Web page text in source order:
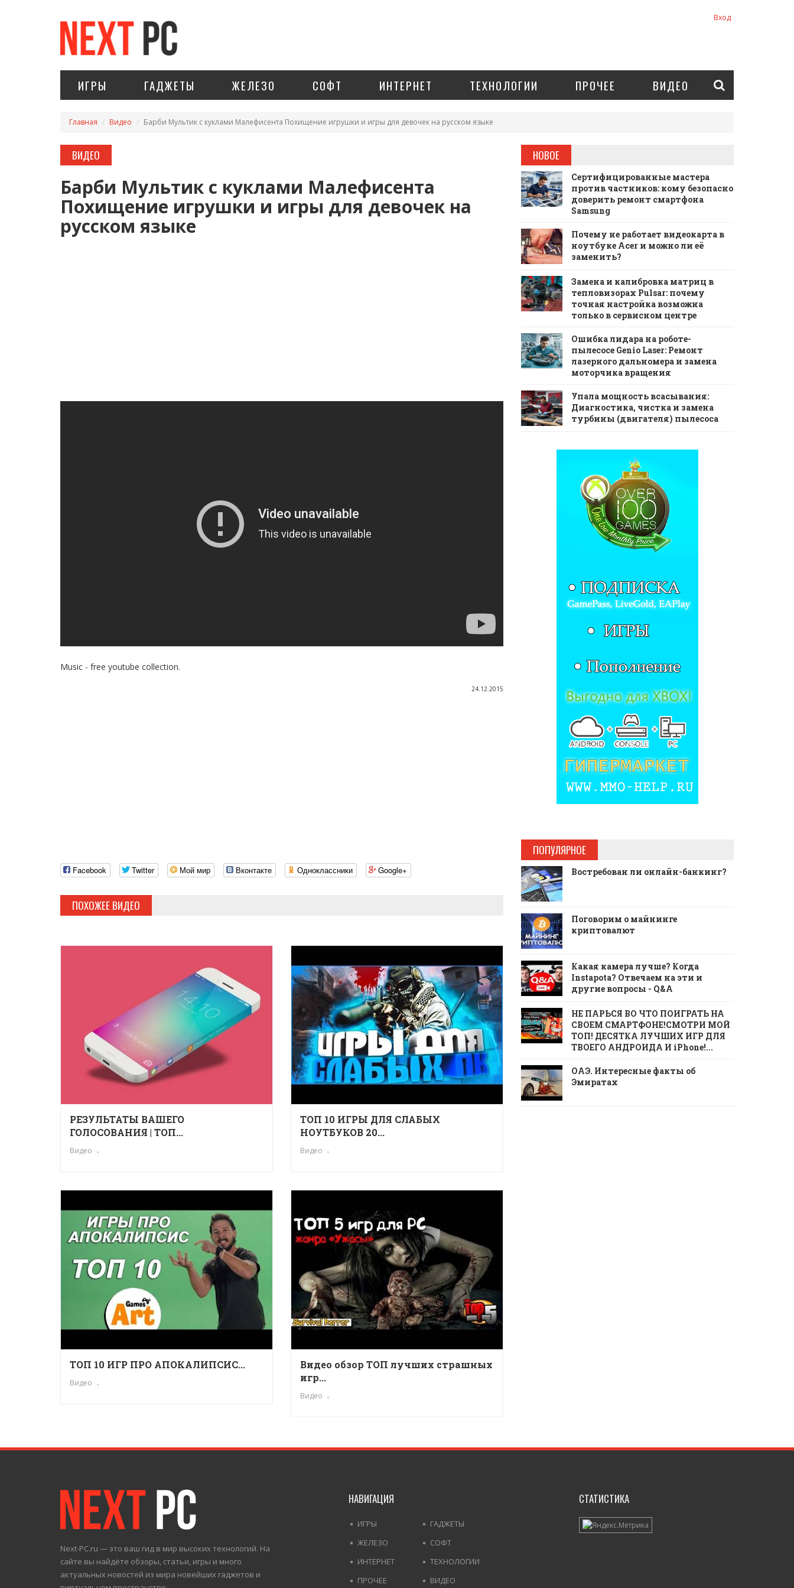
Вход
ИГРЫ ГАДЖЕТЫ ЖЕЛЕЗО СОФТ ИНТЕРНЕТ ТЕХНОЛОГИИ ПРОЧЕЕ ВИДЕО
Главная Видео Барби Мультик с куклами Малефисента Похищение игрушки и игры для девочек на русском языке
ВИДЕО
Барби Мультик с куклами Малефисента
Похищение игрушки и игры для девочек на
русском языке
Music - free youtube collection.
24.12.2015
Facebook Twitter Мой мир Вконтакте Одноклассники Google+
ПОХОЖЕЕ ВИДЕО
РЕЗУЛЬТАТЫ ВАШЕГО
ГОЛОСОВАНИЯ | ТОП...
Видео
ТОП 10 ИГРЫ ДЛЯ СЛАБЫХ
НОУТБУКОВ 20...
Видео
ТОП 10 ИГР ПРО АПОКАЛИПСИС...
Видео
Видео обзор ТОП лучших страшных
игр...
Видео
НОВОЕ
Сертифицированные мастера
против частников: кому безопасно
доверить ремонт смартфона
Samsung
Почему не работает видеокарта в
ноутбуке Acer и можно ли её
заменить?
Замена и калибровка матриц в
тепловизорах Pulsar: почему
точная настройка возможна
только в сервисном центре
Ошибка лидара на роботе-
пылесосе Genio Laser: Ремонт
лазерного дальномера и замена
моторчика вращения
Упала мощность всасывания:
Диагностика, чистка и замена
турбины (двигателя) пылесоса
ПОПУЛЯРНОЕ
Востребован ли онлайн-банкинг?
Поговорим о майнинге
криптовалют
Какая камера лучше? Когда
Instapota? Отвечаем на эти и
другие вопросы - Q&A
НЕ ПАРЬСЯ ВО ЧТО ПОИГРАТЬ НА
СВОЕМ СМАРТФОНЕ!СМОТРИ МОЙ
ТОП! ДЕСЯТКА ЛУЧШИХ ИГР ДЛЯ
ТВОЕГО АНДРОИДА И iPhone!...
ОАЭ. Интересные факты об
Эмиратах
Next-PC.ru — это ваш гид в мир высоких технологий. На
сайте вы найдёте обзоры, статьи, игры и много
актуальных новостей из мира новейших гаджетов и
НАВИГАЦИЯ
ИГРЫ
ГАДЖЕТЫ
ЖЕЛЕЗО
СОФТ
ИНТЕРНЕТ
ТЕХНОЛОГИИ
ПРОЧЕЕ
ВИДЕО
СТАТИСТИКА